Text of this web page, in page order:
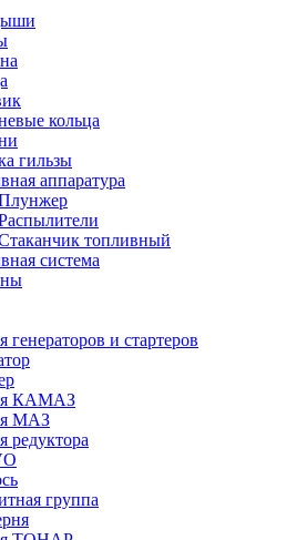
кольца
гильзы
аппаратура
топливный
система
генераторов и стартеров
КАМАЗ
МАЗ
редуктора
группа